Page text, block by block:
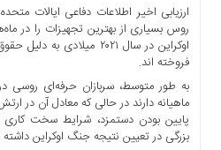
ارزیابی اخیر اطلاعات دفاعی ایالات
روس بسیاری از بهترین تجهیزات را در
اوکراین در سال ۲۰۲۱
فروخته اند.
ماهیانه دارند در حالی که معادل آن در
پایین بودن دستمزد، شرایط سخت
بزرگی در تعیین نتیجه جنگ اوکراین داشته